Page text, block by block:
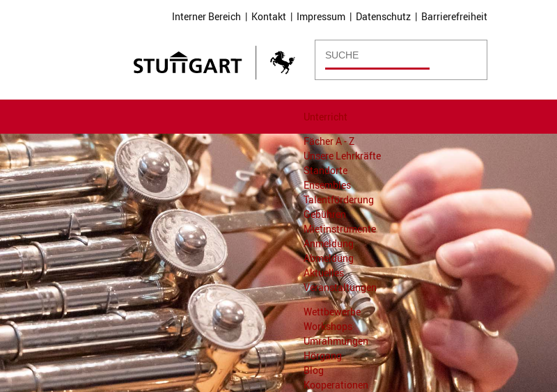
Interner Bereich | Kontakt | Impressum | Datenschutz | Barrierefreiheit
Unterricht
Fächer A - Z
Unsere Lehrkräfte
Standorte
Ensembles
Talentförderung
Gebühren
Mietinstrumente
Anmeldung
Abmeldung
Aktuelles
Veranstaltungen
Wettbewerbe
Workshops
Umrahmungen
Hörgang
Blog
Kooperationen